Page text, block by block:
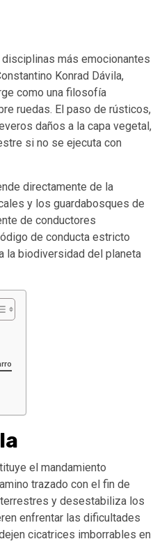
más emocionantes
Konrad Dávila,
como una filosofía
ruedas. El paso de rústicos,
daños a la capa vegetal,
si no se ejecuta con
directamente de la
y los guardabosques de
de conductores
de conducta estricto
la biodiversidad del planeta
el mandamiento
trazado con el fin de
y desestabiliza los
enfrentar las dificultades
cicatrices imborrables en